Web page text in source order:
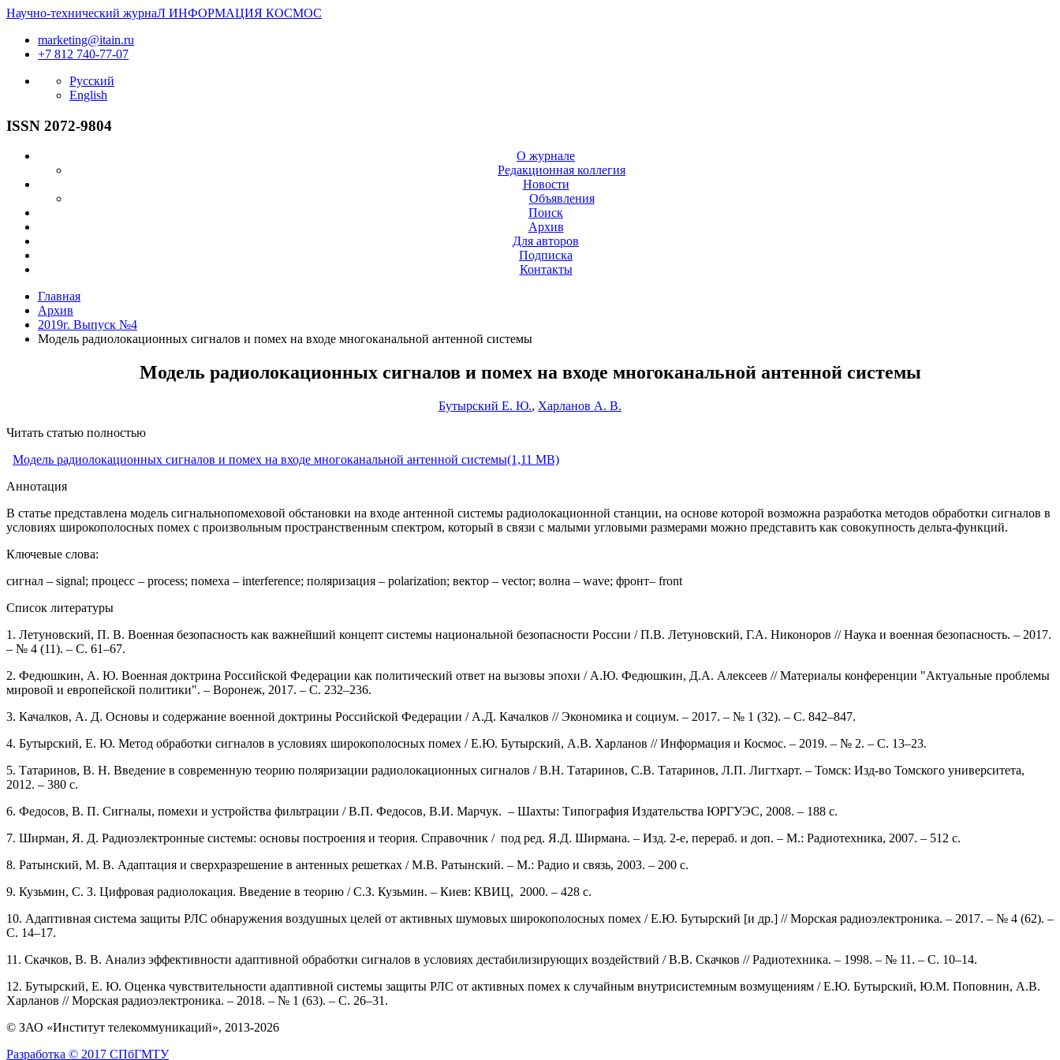
Научно-технический журнаЛ ИНФОРМАЦИЯ КОСМОС
marketing@itain.ru
+7 812 740-77-07
Русский
English
ISSN 2072-9804
О журнале
Редакционная коллегия
Новости
Объявления
Поиск
Архив
Для авторов
Подписка
Контакты
Главная
Архив
2019г. Выпуск №4
Модель радиолокационных сигналов и помех на входе многоканальной антенной системы
Модель радиолокационных сигналов и помех на входе многоканальной антенной системы
Бутырский Е. Ю., Харланов А. В.
Читать статью полностью
Модель радиолокационных сигналов и помех на входе многоканальной антенной системы(1,11 MB)
Аннотация
В статье представлена модель сигнальнопомеховой обстановки на входе антенной системы радиолокационной станции, на основе которой возможна разработка методов обработки сигналов в
условиях широкополосных помех с произвольным пространственным спектром, который в связи с малыми угловыми размерами можно представить как совокупность дельта-функций.
Ключевые слова:
сигнал – signal; процесс – process; помеха – interference; поляризация – polarization; вектор – vector; волна – wave; фронт– front
Список литературы
1. Летуновский, П. В. Военная безопасность как важнейший концепт системы национальной безопасности России / П.В. Летуновский, Г.А. Никоноров // Наука и военная безопасность. – 2017.
– № 4 (11). – С. 61–67.
2. Федюшкин, А. Ю. Военная доктрина Российской Федерации как политический ответ на вызовы эпохи / А.Ю. Федюшкин, Д.А. Алексеев // Материалы конференции "Актуальные проблемы
мировой и европейской политики". – Воронеж, 2017. – С. 232–236.
3. Качалков, А. Д. Основы и содержание военной доктрины Российской Федерации / А.Д. Качалков // Экономика и социум. – 2017. – № 1 (32). – С. 842–847.
4. Бутырский, Е. Ю. Метод обработки сигналов в условиях широкополосных помех / Е.Ю. Бутырский, А.В. Харланов // Информация и Космос. – 2019. – № 2. – С. 13–23.
5. Татаринов, В. Н. Введение в современную теорию поляризации радиолокационных сигналов / В.Н. Татаринов, С.В. Татаринов, Л.П. Лигтхарт. – Томск: Изд-во Томского университета,
2012. – 380 с.
6. Федосов, В. П. Сигналы, помехи и устройства фильтрации / В.П. Федосов, В.И. Марчук. – Шахты: Типография Издательства ЮРГУЭС, 2008. – 188 с.
7. Ширман, Я. Д. Радиоэлектронные системы: основы построения и теория. Справочник / под ред. Я.Д. Ширмана. – Изд. 2-е, перераб. и доп. – М.: Радиотехника, 2007. – 512 с.
8. Ратынский, М. В. Адаптация и сверхразрешение в антенных решетках / М.В. Ратынский. – М.: Радио и связь, 2003. – 200 с.
9. Кузьмин, С. З. Цифровая радиолокация. Введение в теорию / С.З. Кузьмин. – Киев: КВИЦ, 2000. – 428 с.
10. Адаптивная система защиты РЛС обнаружения воздушных целей от активных шумовых широкополосных помех / Е.Ю. Бутырский [и др.] // Морская радиоэлектроника. – 2017. – № 4 (62). –
С. 14–17.
11. Скачков, В. В. Анализ эффективности адаптивной обработки сигналов в условиях дестабилизирующих воздействий / В.В. Скачков // Радиотехника. – 1998. – № 11. – С. 10–14.
12. Бутырский, Е. Ю. Оценка чувствительности адаптивной системы защиты РЛС от активных помех к случайным внутрисистемным возмущениям / Е.Ю. Бутырский, Ю.М. Поповнин, А.В.
Харланов // Морская радиоэлектроника. – 2018. – № 1 (63). – С. 26–31.
© ЗАО «Институт телекоммуникаций», 2013-2026
Разработка © 2017 СПбГМТУ